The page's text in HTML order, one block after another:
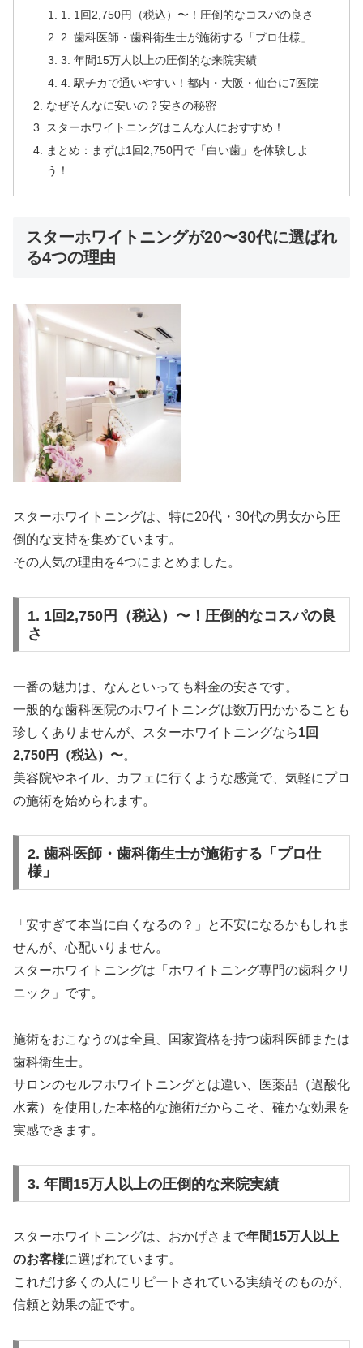
1. 1回2,750円（税込）〜！圧倒的なコスパの良さ
2. 歯科医師・歯科衛生士が施術する「プロ仕様」
3. 年間15万人以上の圧倒的な来院実績
4. 駅チカで通いやすい！都内・大阪・仙台に7医院
なぜそんなに安いの？安さの秘密
スターホワイトニングはこんな人におすすめ！
まとめ：まずは1回2,750円で「白い歯」を体験しよ
う！
スターホワイトニングが20〜30代に選ばれ
る4つの理由
スターホワイトニングは、特に20代・30代の男女から圧
倒的な支持を集めています。
その人気の理由を4つにまとめました。
1. 1回2,750円（税込）〜！圧倒的なコスパの良
さ
一番の魅力は、なんといっても料金の安さです。
一般的な歯科医院のホワイトニングは数万円かかることも
珍しくありませんが、スターホワイトニングなら1回
2,750円（税込）〜。
美容院やネイル、カフェに行くような感覚で、気軽にプロ
の施術を始められます。
2. 歯科医師・歯科衛生士が施術する「プロ仕
様」
「安すぎて本当に白くなるの？」と不安になるかもしれま
せんが、心配いりません。
スターホワイトニングは「ホワイトニング専門の歯科クリ
ニック」です。
施術をおこなうのは全員、国家資格を持つ歯科医師または
歯科衛生士。
サロンのセルフホワイトニングとは違い、医薬品（過酸化
水素）を使用した本格的な施術だからこそ、確かな効果を
実感できます。
3. 年間15万人以上の圧倒的な来院実績
スターホワイトニングは、おかげさまで年間15万人以上
のお客様に選ばれています。
これだけ多くの人にリピートされている実績そのものが、
信頼と効果の証です。